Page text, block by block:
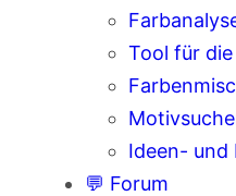
Tool für
Ideen- und
💬 Forum